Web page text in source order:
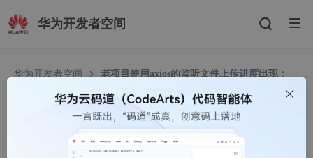
华为开发者空间
华为开发者空间
老项目使用axios的监听文件上传进度出现：
老项目使用axios的监听文件上传进度出现：reque
st.upload.addEventListener in not a function